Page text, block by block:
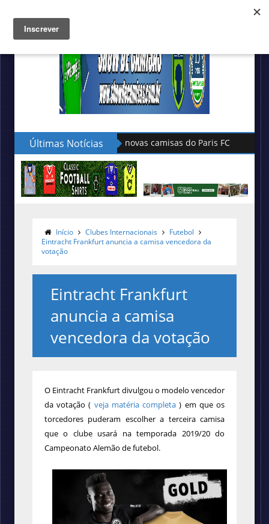
Últimas Notícias Hummel lança as novas camisas
Início Clubes Internacionais
Futebol
Eintracht Frankfurt anuncia a camisa vencedora da
votação
Eintracht Frankfurt
anuncia a camisa
vencedora da votação
O Eintracht Frankfurtdivulgou o modelo vencedor
da votação ( veja matéria completa ) em que os
torcedores puderam escolher a terceira camisa
que o clube usará na temporada 2019/20 do
Campeonato Alemão de futebol.